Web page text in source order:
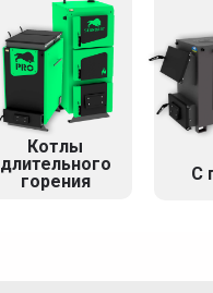
C
Котлы
длительного
горения